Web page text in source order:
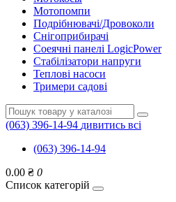
Мотопомпи
Подрібнювачі/Дровоколи
Снігоприбирачі
Соеячні панелі LogicPower
Стабілізатори напруги
Теплові насоси
Тримери садові
(063) 396-14-94 дивитись всі
(063) 396-14-94
0.00 ₴ 0
Список категорій